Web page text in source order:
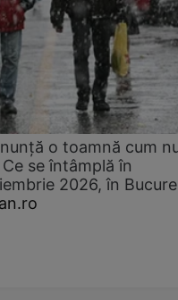
o toamnă cum
se întâmplă în
2026, în